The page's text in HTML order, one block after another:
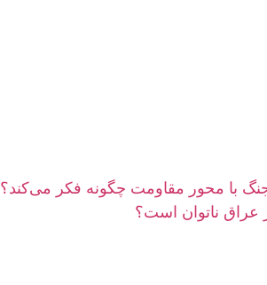
جنگ با محور مقاومت چگونه فکر می‌کند؟
عراق ناتوان است؟